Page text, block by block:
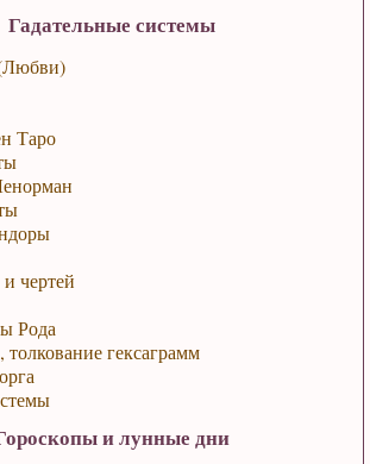
Гадательные системы
Таро
чертей
Рода
гексаграмм
и лунные дни